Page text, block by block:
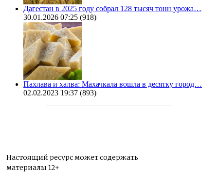
Дагестан в 2025 году собрал 128 тысяч тонн урожа…
30.01.2026 07:25 (918)
Пахлава и халва: Махачкала вошла в десятку город…
02.02.2023 19:37 (893)
Настоящий ресурс может содержать
материалы 12+